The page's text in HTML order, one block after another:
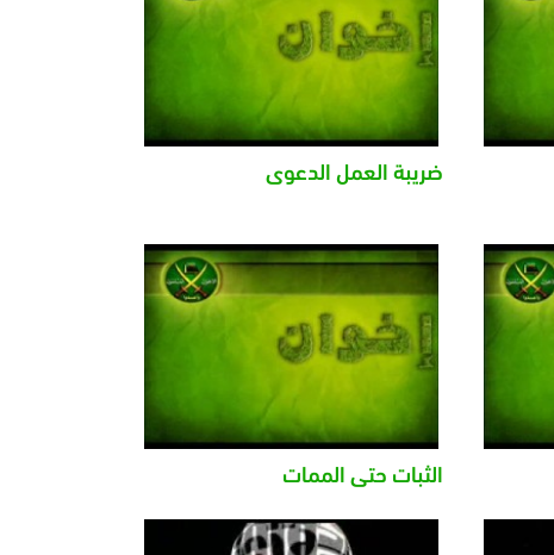
ضريبة العمل الدعوى
الثبات حتى الممات